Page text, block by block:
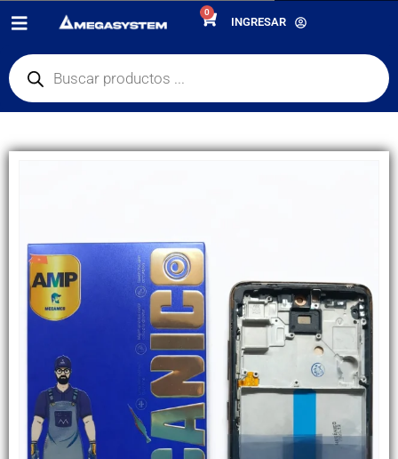
0
INGRESAR
PRODUCTOSREPUESTOS
PANTALLAS